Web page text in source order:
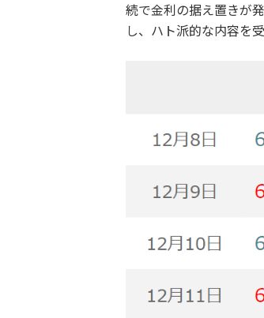
続で金利の据え置きが
し、ハト派的な内容を